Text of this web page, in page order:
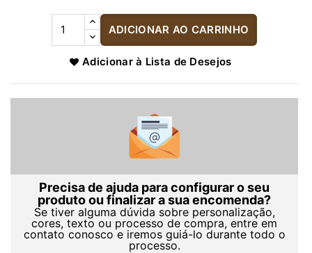
ADICIONAR AO CARRINHO
Adicionar à Lista de Desejos
Precisa de ajuda para configurar o seu
produto ou finalizar a sua encomenda?
Se tiver alguma dúvida sobre personalização,
cores, texto ou processo de compra, entre em
contato conosco e iremos guiá-lo durante todo o
processo.